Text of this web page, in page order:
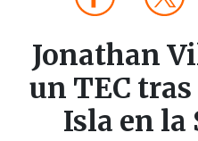
Jonathan
un TEC
Isla en la